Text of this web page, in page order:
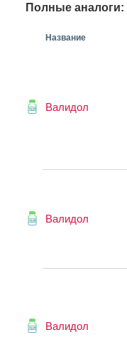
Полные аналоги:
Название
Валидол
Валидол
Валидол